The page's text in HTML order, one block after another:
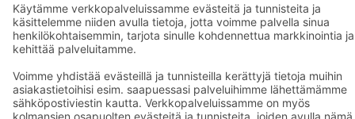
Prisma.fi
Sokos.fi
S-Pankki
Sokos Hotels
Raflaamo